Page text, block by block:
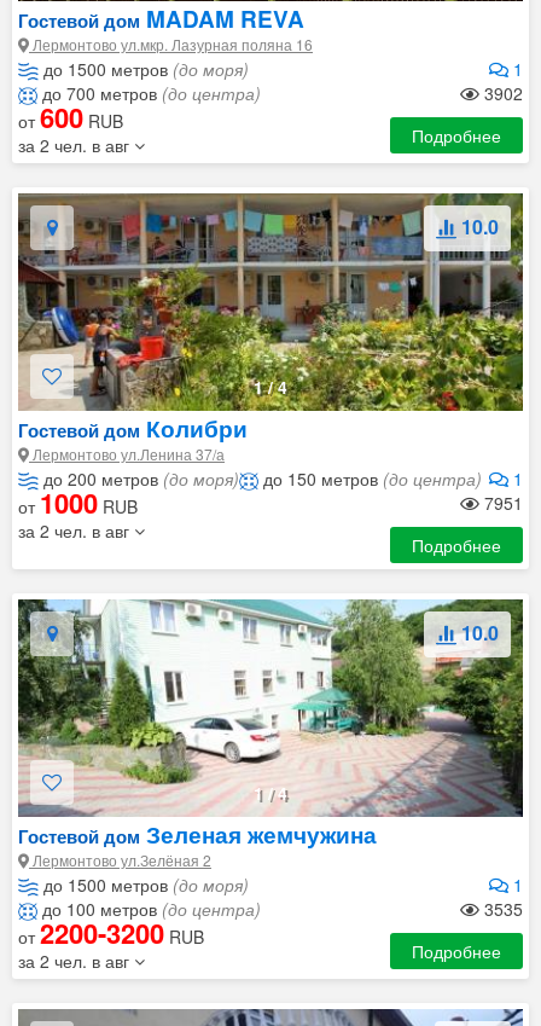
Гостевой дом MADAM REVA
Лермонтово ул.мкр. Лазурная поляна 16
до 1500 метров (до моря)
1
до 700 метров (до центра)
3902
от600 RUB
за 2 чел. в авг
Подробнее
1/4
10.0
Гостевой дом Колибри
Лермонтово ул.Ленина 37/а
до 200 метров (до моря) 1
до 150 метров (до центра)
7951
от 1000 RUB
за 2 чел. в авг
Подробнее
1 /4
10.0
Гостевой дом Зеленая жемчужина
Лермонтово ул.Зелёная 2
до 1500 метров (до моря)
1
до 100 метров (до центра)
3535
от2200-3200 RUB
за 2 чел. в авг
Подробнее